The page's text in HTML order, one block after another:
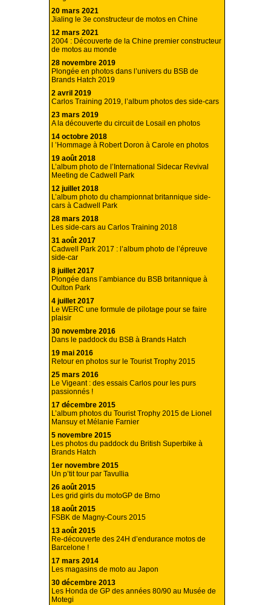
20 mars 2021
Jialing le 3e constructeur de motos en Chine
12 mars 2021
2004 : Découverte de la Chine premier constructeur
de motos au monde
28 novembre 2019
Plongée en photos dans l’univers du BSB de
Brands Hatch 2019
2 avril 2019
Carlos Training 2019, l’album photos des side-cars
23 mars 2019
A la découverte du circuit de Losail en photos
14 octobre 2018
l ’Hommage à Robert Doron à Carole en photos
19 août 2018
L’album photo de l’International Sidecar Revival
Meeting de Cadwell Park
12 juillet 2018
L’album photo du championnat britannique side-
cars à Cadwell Park
28 mars 2018
Les side-cars au Carlos Training 2018
31 août 2017
Cadwell Park 2017 : l’album photo de l’épreuve
side-car
8 juillet 2017
Plongée dans l’ambiance du BSB britannique à
Oulton Park
4 juillet 2017
Le WERC une formule de pilotage pour se faire
plaisir
30 novembre 2016
Dans le paddock du BSB à Brands Hatch
19 mai 2016
Retour en photos sur le Tourist Trophy 2015
25 mars 2016
Le Vigeant : des essais Carlos pour les purs
passionnés !
17 décembre 2015
L’album photos du Tourist Trophy 2015 de Lionel
Mansuy et Mélanie Farnier
5 novembre 2015
Les photos du paddock du British Superbike à
Brands Hatch
1er novembre 2015
Un p’tit tour par Tavullia
26 août 2015
Les grid girls du motoGP de Brno
18 août 2015
FSBK de Magny-Cours 2015
13 août 2015
Re-découverte des 24H d’endurance motos de
Barcelone !
17 mars 2014
Les magasins de moto au Japon
30 décembre 2013
Les Honda de GP des années 80/90 au Musée de
Motegi